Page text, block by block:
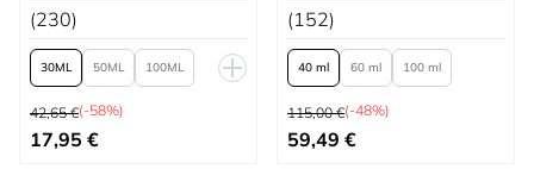
(230)
30 50 100
200
Preço Normal
42,65 €(-58%)
Tão baixo quanto
17,95 €
(152)
40 ml 60 ml 100 ml
Preço Normal
115,00 €(-48%)
Tão baixo quanto
59,49 €